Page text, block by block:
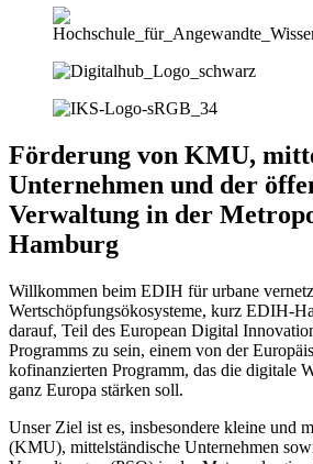
Förderung von KMU,
Unternehmen und der
Verwaltung in der
Hamburg
Willkommen beim EDIH für urbane
Wertschöpfungsökosysteme, kurz EDIH-
darauf, Teil des European Digital
Programms zu sein, einem von der
kofinanzierten Programm, das die digitale
ganz Europa stärken soll.
Unser Ziel ist es, insbesondere kleine und
(KMU), mittelständische Unternehmen